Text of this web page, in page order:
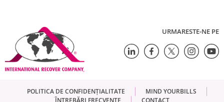
URMARESTE-NE PE
POLITICA DE CONFIDENȚIALITATE
MIND YOURBILLS
ÎNTREBĂRI FRECVENTE
CONTACT